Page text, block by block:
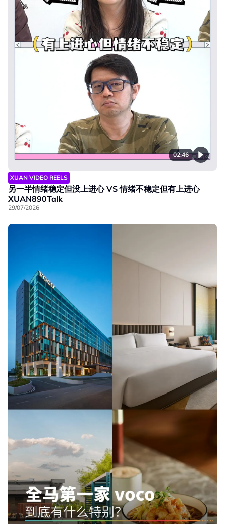
02:46
XUAN VIDEO REELS
另一半情绪稳定但没上进心 VS 情绪不稳定但有上进心
XUAN890Talk
29/07/2026